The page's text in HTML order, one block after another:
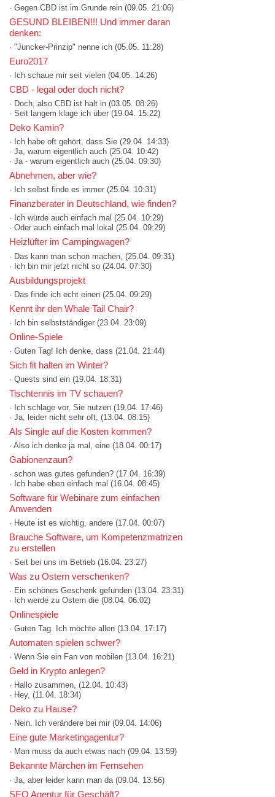
· Gegen CBD ist im Grunde rein (09.05. 21:06)
GESUND BLEIBEN!!! Und immer daran
denken:
· "Juncker-Prinzip" nenne ich (05.05. 11:28)
Euro2017
· Ich schaue mir seit vielen (04.05. 14:26)
CBD - legal oder doch nicht?
· Doch, also CBD ist halt in (03.05. 08:26)
· Seit langem klage ich über (19.04. 15:22)
Deko Kamin?
· Ich habe oft gehört, dass Sie (29.04. 14:33)
· Ja, warum eigentlich auch (25.04. 10:42)
· Ja - warum eigentlich auch (25.04. 09:30)
Abnehmen, aber wie?
· Ich selbst finde es immer (25.04. 10:31)
Finanzberater in Deutschland, wie finden?
· Ich würde auch einfach mal (25.04. 10:29)
· Oder auch einfach mal lokal (25.04. 09:29)
Heizlüfter im Campingwagen?
· Das kann man schon machen, (25.04. 09:31)
· Ich bin mir jetzt nicht so (24.04. 07:30)
Ausbildungsprojekt
· Das finde ich echt einen (25.04. 09:29)
Kennt ihr den Whale Tail Chair?
· Ich bin selbstständiger (23.04. 23:09)
Online-Spiele
· Guten Tag! Ich denke, dass (21.04. 21:44)
Sich fit halten im Winter?
· Quests sind ein (19.04. 18:31)
Tischtennis im TV schauen?
· Ich schlage vor, Sie nutzen (19.04. 17:46)
· Ja, leider nicht sehr oft, (13.04. 08:15)
Als Single auf die Kosten kommen?
· Also ich denke ja mal, eine (18.04. 00:17)
Gabionenzaun?
· schon was gutes gefunden? (17.04. 16:39)
· Ich habe eben einfach mal (16.04. 08:45)
Software für Webinare zum einfachen
Anwenden
· Heute ist es wichtig, andere (17.04. 00:07)
Brauche Software, um Kompetenzmatrizen
zu erstellen
· Seit bei uns im Betrieb (16.04. 23:27)
Was zu Ostern verschenken?
· Ein schönes Geschenk gefunden (13.04. 23:31)
· Ich werde zu Ostern die (08.04. 06:02)
Onlinespiele
· Guten Tag. Ich möchte allen (13.04. 17:17)
Automaten spielen schwer?
· Wenn Sie ein Fan von mobilen (13.04. 16:21)
Geld in Krypto anlegen?
· Hallo zusammen, (12.04. 10:43)
· Hey, (11.04. 18:34)
Deko zu Hause?
· Nein. Ich verändere bei mir (09.04. 14:06)
Eine gute Marketingagentur?
· Man muss da auch etwas nach (09.04. 13:59)
Bekannte Märchen im Fernsehen
· Ja, aber leider kann man da (09.04. 13:56)
SEO Agentur für Geschäft?